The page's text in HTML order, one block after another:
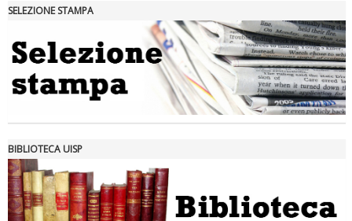
Ddl Lobby, Uisp: “Il Parlamento valorizzi le nostre specificità"
SELEZIONE STAMPA
BIBLIOTECA UISP